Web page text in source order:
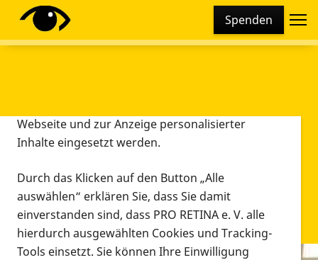
Spenden
Diese Webseite setzt verschiedene Cookies und
Tracking-Tools ein. Dies beinhaltet Cookies und
Webseite und zur Anzeige personalisierter
Inhalte eingesetzt werden.
Durch das Klicken auf den Button „Alle
auswählen“ erklären Sie, dass Sie damit
einverstanden sind, dass PRO RETINA e. V. alle
hierdurch ausgewählten Cookies und Tracking-
Tools einsetzt. Sie können Ihre Einwilligung